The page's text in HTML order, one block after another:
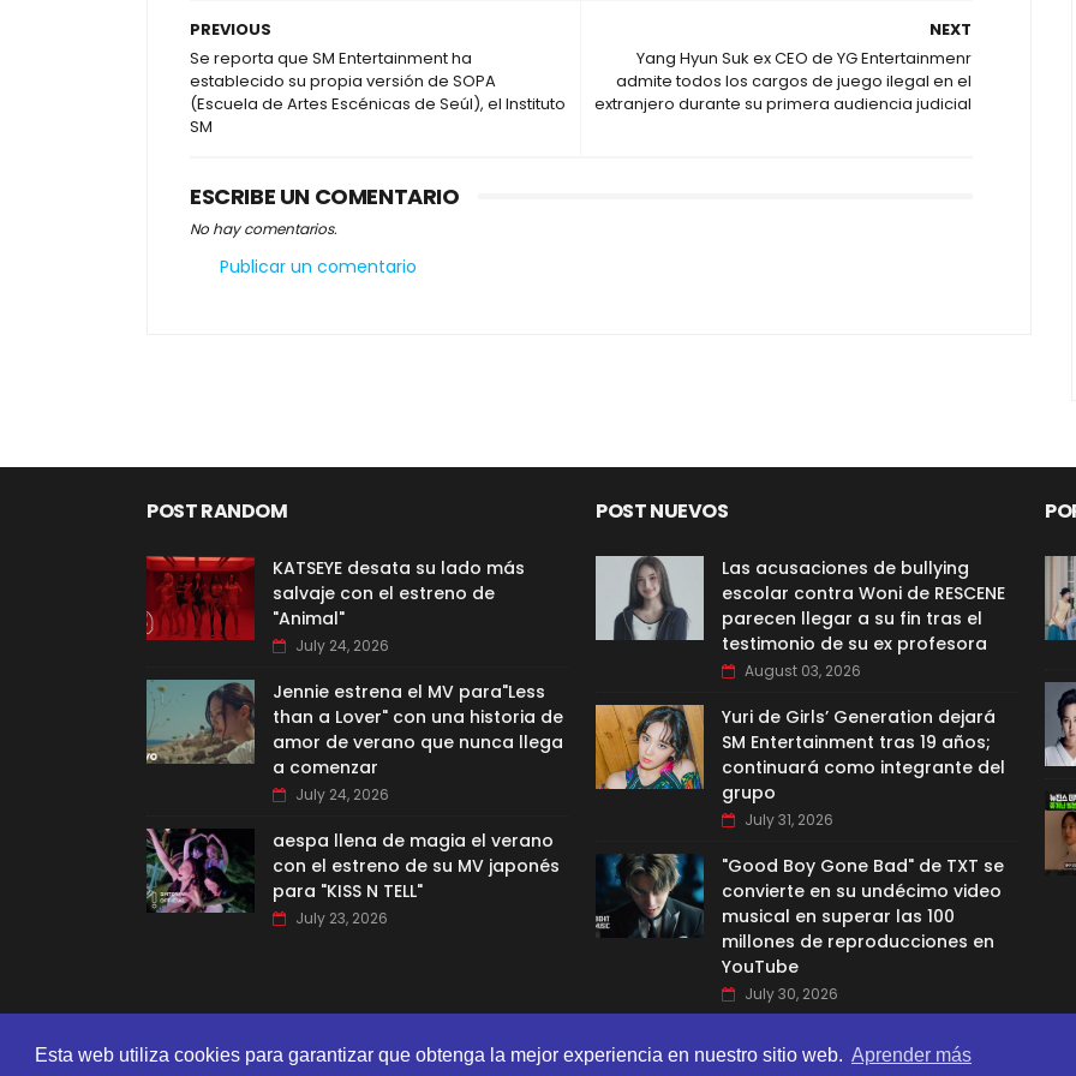
Esta web utiliza cookies para garantizar que obtenga la mejor experiencia en nuestro sitio web. Aprender más
NEXT
Yang Hyun Suk ex CEO de YG Entertainmenr
admite todos los cargos de juego ilegal en el
extranjero durante su primera audiencia judicial
PREVIOUS
Se reporta que SM Entertainment ha
establecido su propia versión de SOPA
(Escuela de Artes Escénicas de Seúl), el Instituto
SM
ESCRIBE UN COMENTARIO
No hay comentarios.
Publicar un comentario
POST RANDOM
KATSEYE desata su lado más
salvaje con el estreno de
"Animal"
July 24, 2026
Jennie estrena el MV para"Less
than a Lover" con una historia de
amor de verano que nunca llega
a comenzar
July 24, 2026
aespa llena de magia el verano
con el estreno de su MV japonés
para "KISS N TELL"
July 23, 2026
POST NUEVOS
Las acusaciones de bullying
escolar contra Woni de RESCENE
parecen llegar a su fin tras el
testimonio de su ex profesora
August 03, 2026
Yuri de Girls’ Generation dejará
SM Entertainment tras 19 años;
continuará como integrante del
grupo
July 31, 2026
"Good Boy Gone Bad" de TXT se
convierte en su undécimo video
musical en superar las 100
millones de reproducciones en
YouTube
July 30, 2026
SORATEMPLATES | DISTRIBUTED BY GOOYAABI TEMPLATES